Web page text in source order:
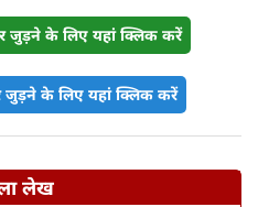
जुड़ने के लिए यहां क्लिक करें
जुड़ने के लिए यहां क्लिक करें
लेख